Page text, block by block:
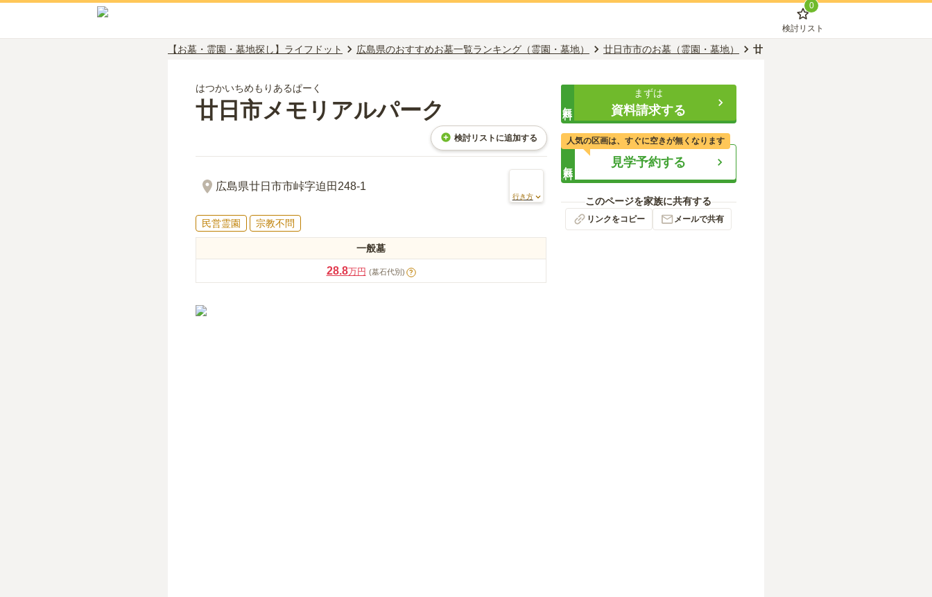
0
検討リスト
【お墓・霊園・墓地探し】ライフドット 広島県のおすすめお墓一覧ランキング（霊園・墓地） 廿日市市のお墓（霊園・墓地） 廿日市メモリアルパーク
はつかいちめもりあるぱーく
廿日市メモリアルパーク
検討リストに追加する
広島県廿日市市峠字迫田248-1
行き方
民営霊園 宗教不問
一般墓
28.8万円 (墓石代別) ?
まずは
資料請求する
見学予約する
人気の区画は、すぐに空きが無くなります
このページを家族に共有する
リンクをコピー メールで共有